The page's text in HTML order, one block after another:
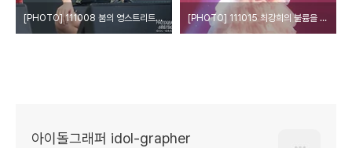
[PHOTO] 111008 붐의 영스트리트 공개방송 - 쥬얼리 by o첫눈에o [PHOTO] 111015 최강희의 불륨을 높여요 공개방송 - 씨리얼 by o첫눈에o
아이돌그래퍼 idol-grapher